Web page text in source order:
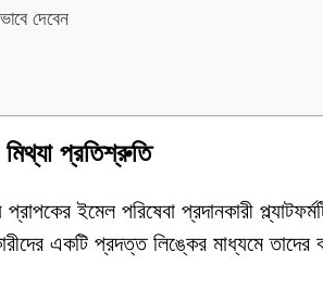
দেবেন
মিথ্যা প্রতিশ্রুতি
ইমেল পরিষেবা প্রদানকারী
একটি প্রদত্ত লিঙ্কের মাধ্যমে তাদের